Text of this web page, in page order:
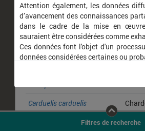
Oriolus oriolus
Loriot
Dryocopus martius
Pic noir
Caprimulgus europaeus
Carduelis carduelis
Sylvia melanocephalaFiltres de recherche
Attention également, les données
d’avancement des connaissances
dans le cadre de la mise en
sauraient être considérées comme
Ces données font l'objet d'un
données considérées certaines ou
ainsi que celles pour lesquelles